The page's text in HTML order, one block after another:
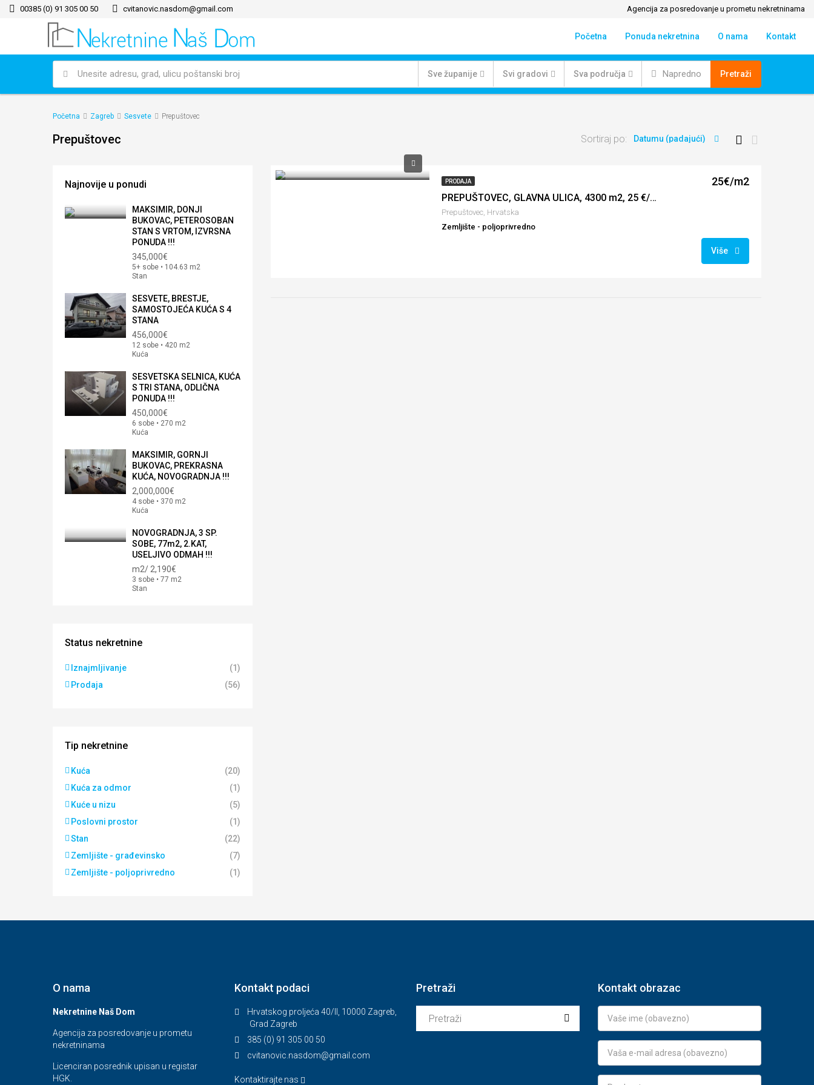
00385 (0) 91 305 00 50 cvitanovic.nasdom@gmail.com Agencija za posredovanje u prometu nekretninama
Početna Ponuda nekretnina O nama Kontakt
Sve županije Svi gradovi Sva područja Napredno Pretraži
Početna Zagreb Sesvete Prepuštovec
Prepuštovec Sortiraj po: Datumu (padajući)
PRODAJA
PREPUŠTOVEC, GLAVNA ULICA, 4300 m2, 25 €/ m2
Prepuštovec, Hrvatska
Zemljište - poljoprivredno
25€/m2
Više
Najnovije u ponudi
MAKSIMIR, DONJI
BUKOVAC, PETEROSOBAN
STAN S VRTOM, IZVRSNA
PONUDA !!!
345,000€
5+ sobe • 104.63 m2
Stan
SESVETE, BRESTJE,
SAMOSTOJEĆA KUĆA S 4
STANA
456,000€
12 sobe • 420 m2
Kuća
SESVETSKA SELNICA, KUĆA
S TRI STANA, ODLIČNA
PONUDA !!!
450,000€
6 sobe • 270 m2
Kuća
MAKSIMIR, GORNJI
BUKOVAC, PREKRASNA
KUĆA, NOVOGRADNJA !!!
2,000,000€
4 sobe • 370 m2
Kuća
NOVOGRADNJA, 3 SP.
SOBE, 77m2, 2.KAT,
USELJIVO ODMAH !!!
m2/ 2,190€
3 sobe • 77 m2
Stan
Status nekretnine
Iznajmljivanje
(1)
Prodaja
(56)
Tip nekretnine
Kuća
(20)
Kuća za odmor
(1)
Kuće u nizu
(5)
Poslovni prostor
(1)
Stan
(22)
Zemljište - građevinsko
(7)
Zemljište - poljoprivredno
(1)
O nama
Nekretnine Naš Dom
Agencija za posredovanje u prometu
nekretninama
Licenciran posrednik upisan u registar
HGK.
Kontakt podaci
Hrvatskog proljeća 40/II, 10000 Zagreb,
Grad Zagreb
385 (0) 91 305 00 50
cvitanovic.nasdom@gmail.com
Kontaktirajte nas
Pretraži Kontakt obrazac